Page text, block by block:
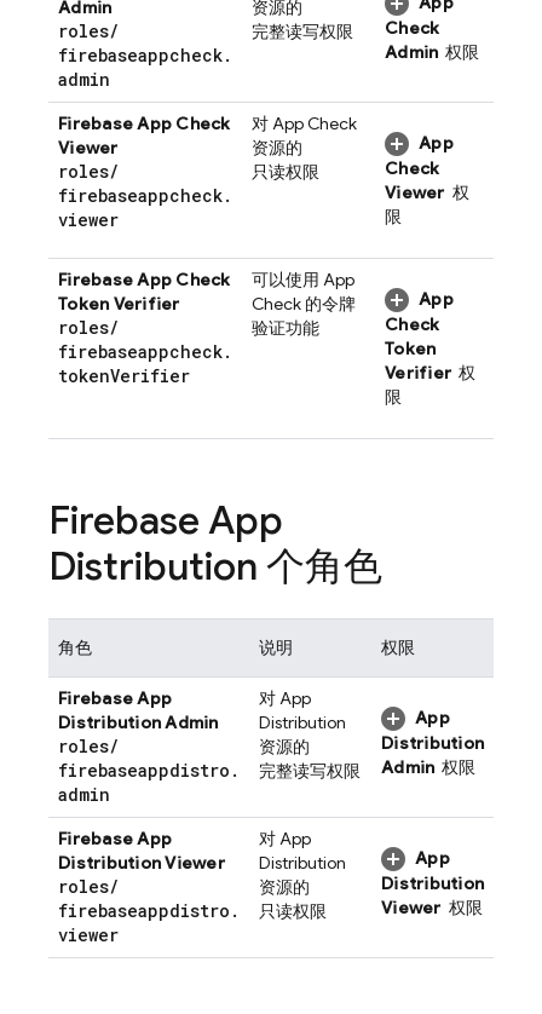
Admin
roles/
firebaseappcheck.
admin
资源的
完整读写权限
Check
Admin 权限
Firebase App Check
Viewer
roles/
firebaseappcheck.
viewer
对App Check
资源的
只读权限
App
Check
Viewer 权
限
Firebase App Check
Token Verifier
roles/
firebaseappcheck.
tokenVerifier
可以使用 App
Check 的令牌
验证功能
App
Check
Token
Verifier 权
限
Firebase App
Distribution 个角色
角色 说明 权限
Firebase App
DistributionAdmin
roles/
firebaseappdistro .
admin
对App
Distribution
资源的
完整读写权限
App
Distribution
Admin 权限
Firebase App
DistributionViewer
roles/
firebaseappdistro .
viewer
对App
Distribution
资源的
只读权限
App
Distribution
Viewer 权限